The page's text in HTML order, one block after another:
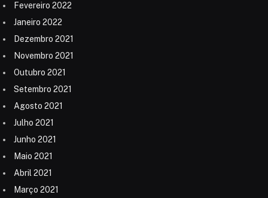
Fevereiro 2022
Janeiro 2022
Dezembro 2021
Novembro 2021
Outubro 2021
Setembro 2021
Agosto 2021
Julho 2021
Junho 2021
Maio 2021
Abril 2021
Março 2021